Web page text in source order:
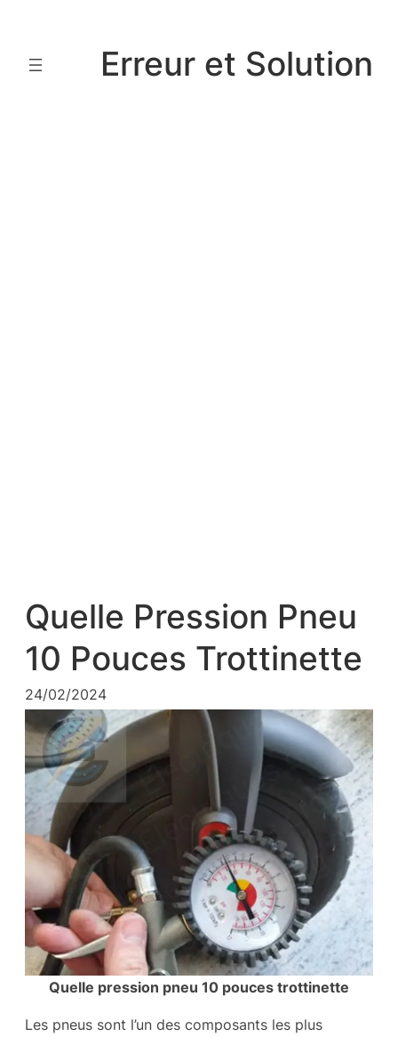
contenu
Erreur et Solution
Quelle Pression Pneu
10 Pouces Trottinette
24/02/2024
Quelle pression pneu 10 pouces trottinette
Les pneus sont l’un des composants les plus